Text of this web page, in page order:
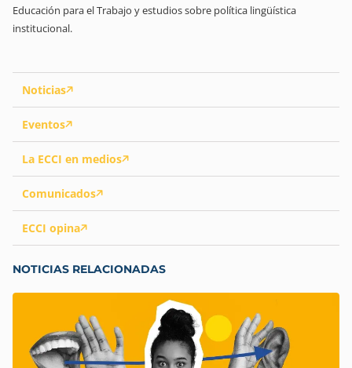
Noticias
Eventos
La ECCI en medios
Comunicados
ECCI opina
NOTICIAS RELACIONADAS
Educación para el Trabajo y estudios sobre política lingüística
institucional.